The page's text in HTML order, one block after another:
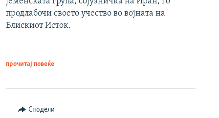
продлабочи своето учество во војната на
Блискиот Исток.
прочитај повеќе
Сподели